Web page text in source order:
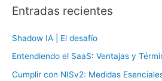
rn
Entradas recientes
Shadow IA | El desafío
Entendiendo el SaaS: Ventajas y
Cumplir con NISv2: Medidas